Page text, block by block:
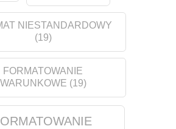
NIESTANDARDOWY
(19)
FORMATOWANIE
WARUNKOWE (19)